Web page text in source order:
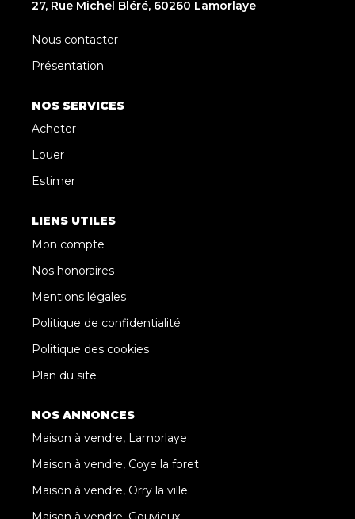
27, Rue Michel Bléré, 60260 Lamorlaye
Nous contacter
Présentation
NOS SERVICES
Acheter
Louer
Estimer
LIENS UTILES
Mon compte
Nos honoraires
Mentions légales
Politique de confidentialité
Politique des cookies
Plan du site
NOS ANNONCES
Maison à vendre, Lamorlaye
Maison à vendre, Coye la foret
Maison à vendre, Orry la ville